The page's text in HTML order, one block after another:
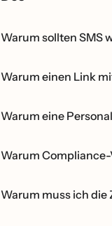
Warum sollten SMS
Warum einen Link
Warum eine
Warum
Warum muss ich die